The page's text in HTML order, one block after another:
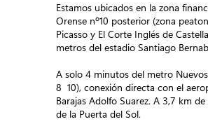
Estamos ubicados en la zona
Orense nº10 posterior (zona
Picasso y El Corte Inglés de
metros del estadio Santiago
A solo 4 minutos del metro
8 10), conexión directa con el
Barajas Adolfo Suarez. A 3,7 km
de la Puerta del Sol.